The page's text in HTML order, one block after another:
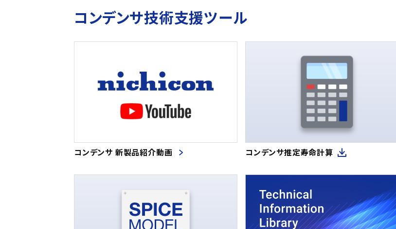
コンデンサ技術支援ツール
コンデンサ 新製品紹介動画 コンデンサ推定寿命計算